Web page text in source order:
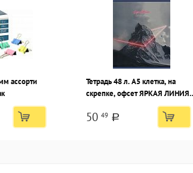
ассорти
Тетрадь 48 л. А5 клетка, на
скрепке, офсет ЯРКАЯ ЛИНИЯ
мелованный картон двойная
обложка запечатка форзаца, soft
touch, выборочный УФ-лак
50 49 a